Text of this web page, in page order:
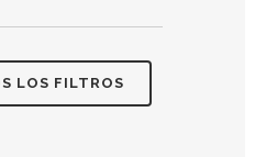
LOS FILTROS